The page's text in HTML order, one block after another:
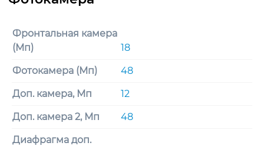
Фронтальная камера
(Мп)
18
Фотокамера (Мп) 48
Доп. камера, Мп 12
Доп. камера 2, Мп 48
Диафрагма доп.